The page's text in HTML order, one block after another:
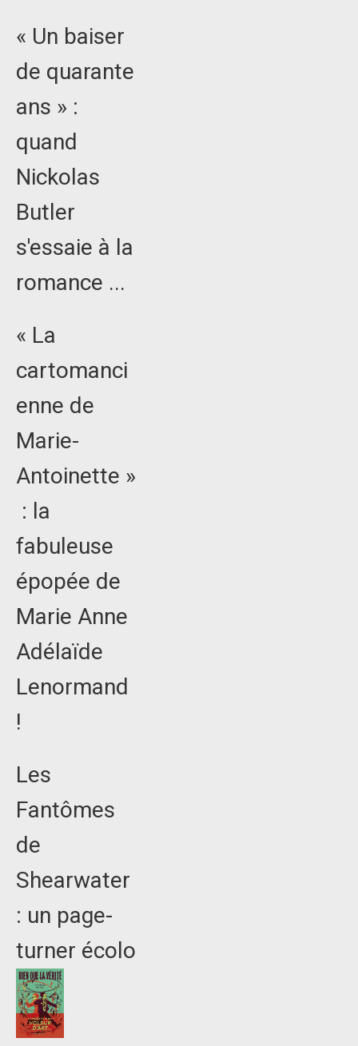
« Un baiser
de quarante
ans » :
quand
Nickolas
Butler
s'essaie à la
romance ...
« La
cartomanci
enne de
Marie-
Antoinette »
: la
fabuleuse
épopée de
Marie Anne
Adélaïde
Lenormand
!
Les
Fantômes
de
Shearwater
: un page-
turner écolo